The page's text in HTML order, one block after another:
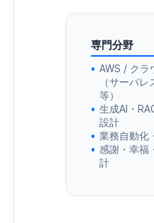
専門分野
AWS / クラ
（サーバレ
等）
生成AI・
設計
業務自動化
感謝・幸福
計